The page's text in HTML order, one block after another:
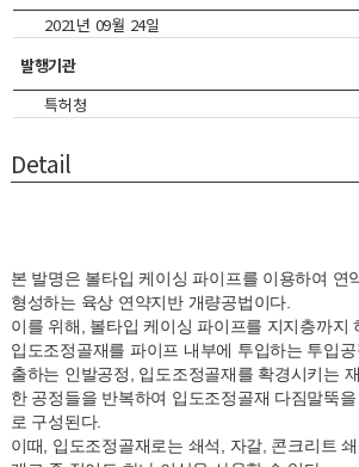
2021년 09월 24일
발행기관
특허청
Detail
본 발명은 볼타입 케이싱 파이프를 이용하여 연
형성하는 육상 연약지반 개량공법이다.
이를 위해, 볼타입 케이싱 파이프를 지지층까지
입도조정골재를 파이프 내부에 투입하는 투입
출하는 인발공정, 입도조정골재를 확경시키는
한 공정들을 반복하여 입도조정골재 다짐말뚝
로 구성된다.
이때, 입도조정골재로는 쇄석, 자갈, 콘크리트